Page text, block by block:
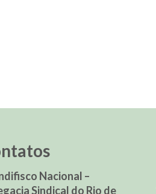
Nacional –
Sindical do Rio de